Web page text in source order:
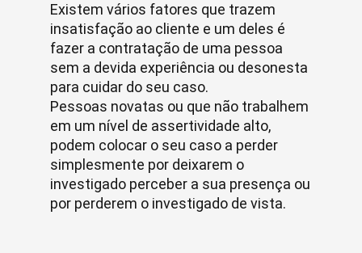
Existem vários fatores que trazem
insatisfação ao cliente e um deles é
fazer a contratação de uma pessoa
sem a devida experiência ou desonesta
para cuidar do seu caso.
Pessoas novatas ou que não trabalhem
em um nível de assertividade alto,
podem colocar o seu caso a perder
simplesmente por deixarem o
investigado perceber a sua presença ou
por perderem o investigado de vista.